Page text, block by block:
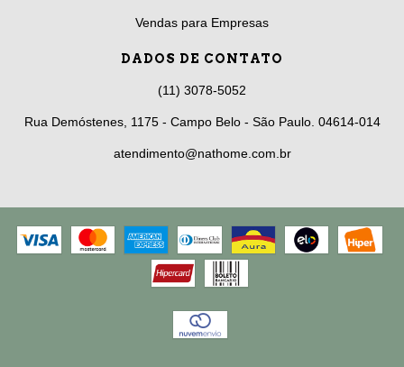
Vendas para Empresas
DADOS DE CONTATO
(11) 3078-5052
Rua Demóstenes, 1175 - Campo Belo - São Paulo. 04614-014
atendimento@nathome.com.br